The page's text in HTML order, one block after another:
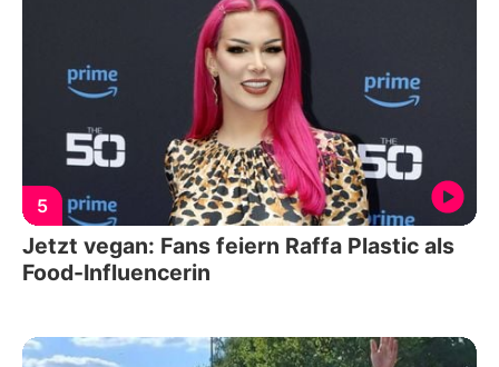
5
Jetzt vegan: Fans feiern Raffa Plastic als
Food-Influencerin